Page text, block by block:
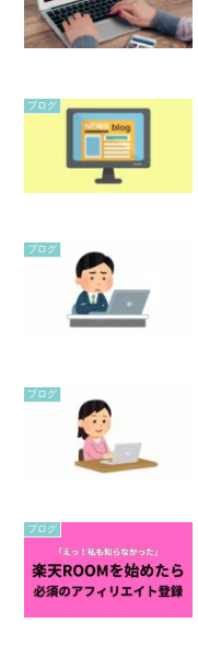
ブログ
ブログ
ブログ
ブログ